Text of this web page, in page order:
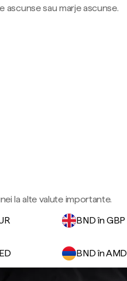
ascunse sau marje ascunse.
la alte valute importante.
BND în GBP
BND în AMD